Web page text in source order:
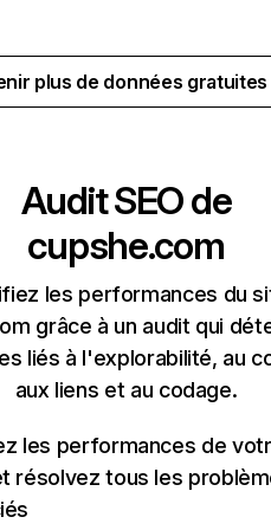
plus de données
Audit SEO de
cupshe.com
les performances du
grâce à un audit qui
liés à l'explorabilité, au
aux liens et au codage.
les performances de
résolvez tous les